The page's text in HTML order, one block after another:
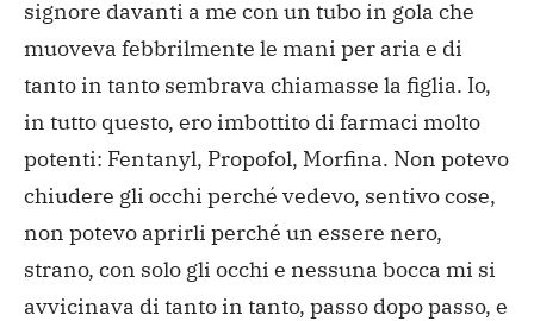
signore davanti a me con un tubo in gola che
muoveva febbrilmente le mani per aria e di
tanto in tanto sembrava chiamasse la figlia. Io,
in tutto questo, ero imbottito di farmaci molto
potenti: Fentanyl, Propofol, Morfina. Non potevo
chiudere gli occhi perché vedevo, sentivo cose,
non potevo aprirli perché un essere nero,
strano, con solo gli occhi e nessuna bocca mi si
avvicinava di tanto in tanto, passo dopo passo, e